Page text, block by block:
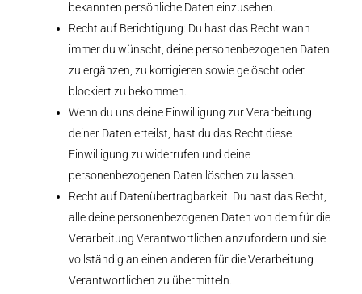
bekannten persönliche Daten einzusehen.
Recht auf Berichtigung: Du hast das Recht wann
immer du wünscht, deine personenbezogenen Daten
zu ergänzen, zu korrigieren sowie gelöscht oder
blockiert zu bekommen.
Wenn du uns deine Einwilligung zur Verarbeitung
deiner Daten erteilst, hast du das Recht diese
Einwilligung zu widerrufen und deine
personenbezogenen Daten löschen zu lassen.
Recht auf Datenübertragbarkeit: Du hast das Recht,
alle deine personenbezogenen Daten von dem für die
Verarbeitung Verantwortlichen anzufordern und sie
vollständig an einen anderen für die Verarbeitung
Verantwortlichen zu übermitteln.